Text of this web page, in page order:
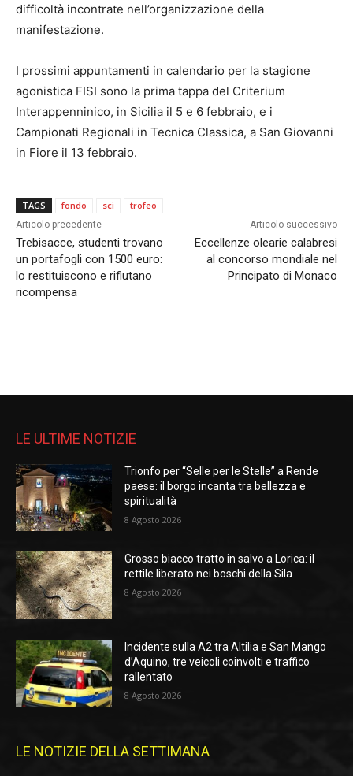
difficoltà incontrate nell’organizzazione della
manifestazione.
I prossimi appuntamenti in calendario per la stagione
agonistica FISI sono la prima tappa del Criterium
Interappenninico, in Sicilia il 5 e 6 febbraio, e i
Campionati Regionali in Tecnica Classica, a San Giovanni
in Fiore il 13 febbraio.
TAGS fondo sci trofeo
Articolo precedente
Trebisacce, studenti trovano
un portafogli con 1500 euro:
lo restituiscono e rifiutano
ricompensa
Articolo successivo
Eccellenze olearie calabresi
al concorso mondiale nel
Principato di Monaco
LE ULTIME NOTIZIE
Trionfo per “Selle per le Stelle” a Rende
paese: il borgo incanta tra bellezza e
spiritualità
8 Agosto 2026
Grosso biacco tratto in salvo a Lorica: il
rettile liberato nei boschi della Sila
8 Agosto 2026
Incidente sulla A2 tra Altilia e San Mango
d’Aquino, tre veicoli coinvolti e traffico
rallentato
8 Agosto 2026
LE NOTIZIE DELLA SETTIMANA